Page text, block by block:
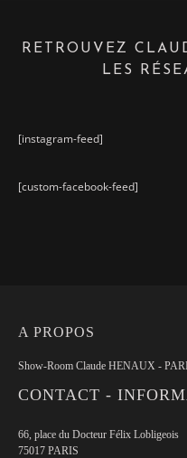
RETROUVEZ
LES
[instagram-feed]
[custom-facebook-feed]
A PROPOS
Show-Room Claude HENAUX -
CONTACT -
66, place du Docteur Félix Lobligeois
75017 PARIS